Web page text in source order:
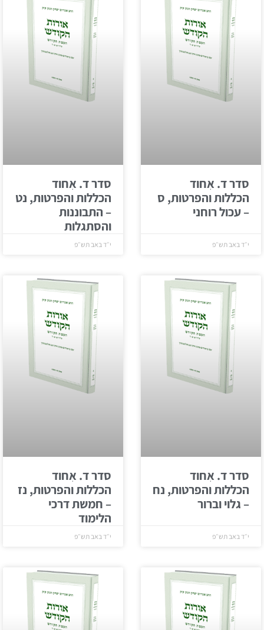
סדר ד. אִחוד
הכללות והפרטות, ס
– עכול רוחני
י״ד באב תש״פ
סדר ד. אִחוד
הכללות והפרטות, נט
– התבוננות
והסתגלות
י״ד באב תש״פ
סדר ד. אִחוד
הכללות והפרטות, נח
– גלוי וברור
י״ד באב תש״פ
סדר ד. אִחוד
הכללות והפרטות, נז
– חמשת דרכי
הלימוד
י״ד באב תש״פ